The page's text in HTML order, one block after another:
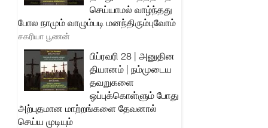
செய்யாமல் வாழ்ந்தது
போல நாமும் வாழும்படி மனந்திரும்புவோம்
சகரியா பூணன்
பிப்ரவரி 28 | அனுதின
தியானம் | நம்முடைய
தவறுகளை
ஒப்புக்கொள்ளும் போது
அற்புதமான மாற்றங்களை தேவனால்
செய்ய முடியும்